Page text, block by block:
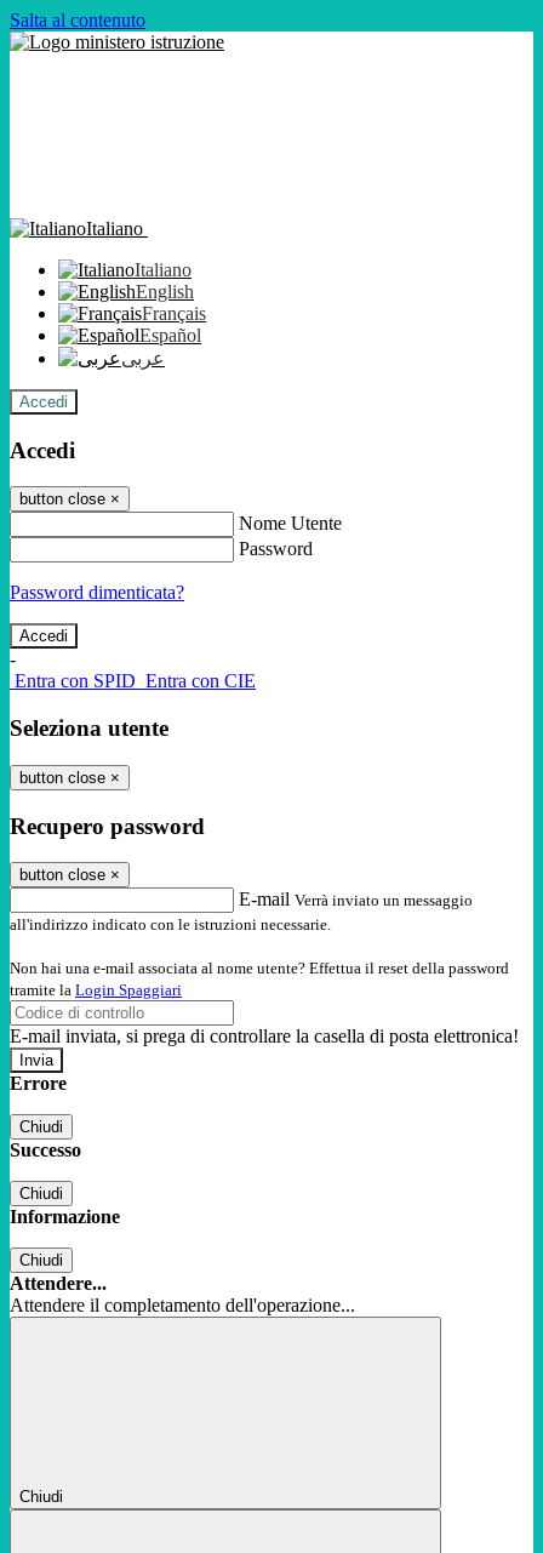
Salta al contenuto
Italiano
Italiano
English
Français
Español
عربى
Accedi
Accedi
button close ×
Nome Utente
Password
Password dimenticata?
-
Entra con SPID Entra con CIE
Seleziona utente
button close ×
Recupero password
button close ×
E-mail Verrà inviato un messaggio
all'indirizzo indicato con le istruzioni necessarie.
Non hai una e-mail associata al nome utente? Effettua il reset della password
tramite la Login Spaggiari
E-mail inviata, si prega di controllare la casella di posta elettronica!
Errore
Chiudi
Successo
Chiudi
Informazione
Chiudi
Attendere...
Attendere il completamento dell'operazione...
Chiudi